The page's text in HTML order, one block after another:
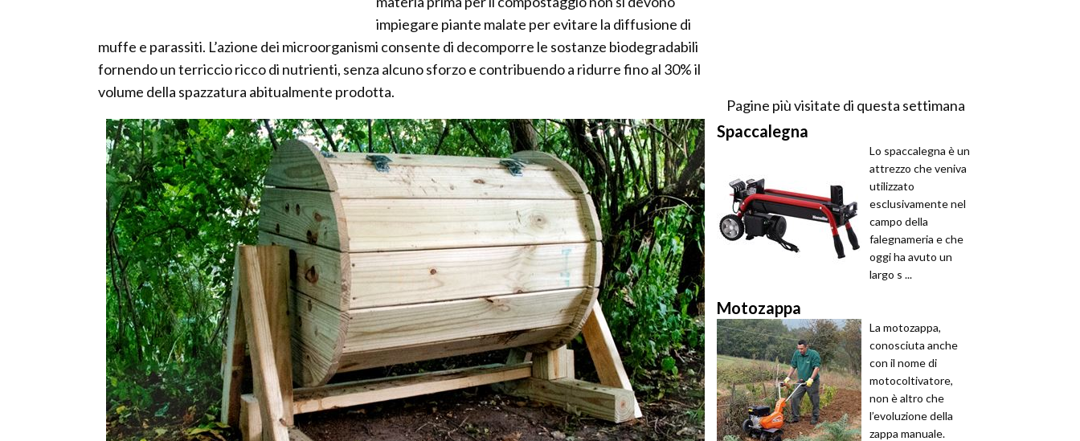
impiegare piante malate per evitare la diffusione di
muffe e parassiti. L’azione dei microorganismi consente di decomporre le sostanze biodegradabili
fornendo un terriccio ricco di nutrienti, senza alcuno sforzo e contribuendo a ridurre fino al 30% il
volume della spazzatura abitualmente prodotta.
Pagine più visitate di questa settimana
Spaccalegna
Lo spaccalegna è un
attrezzo che veniva
utilizzato
esclusivamente nel
campo della
falegnameria e che
oggi ha avuto un
largo s ...
Motozappa
La motozappa,
conosciuta anche
con il nome di
motocoltivatore,
non è altro che
l’evoluzione della
zappa manuale.